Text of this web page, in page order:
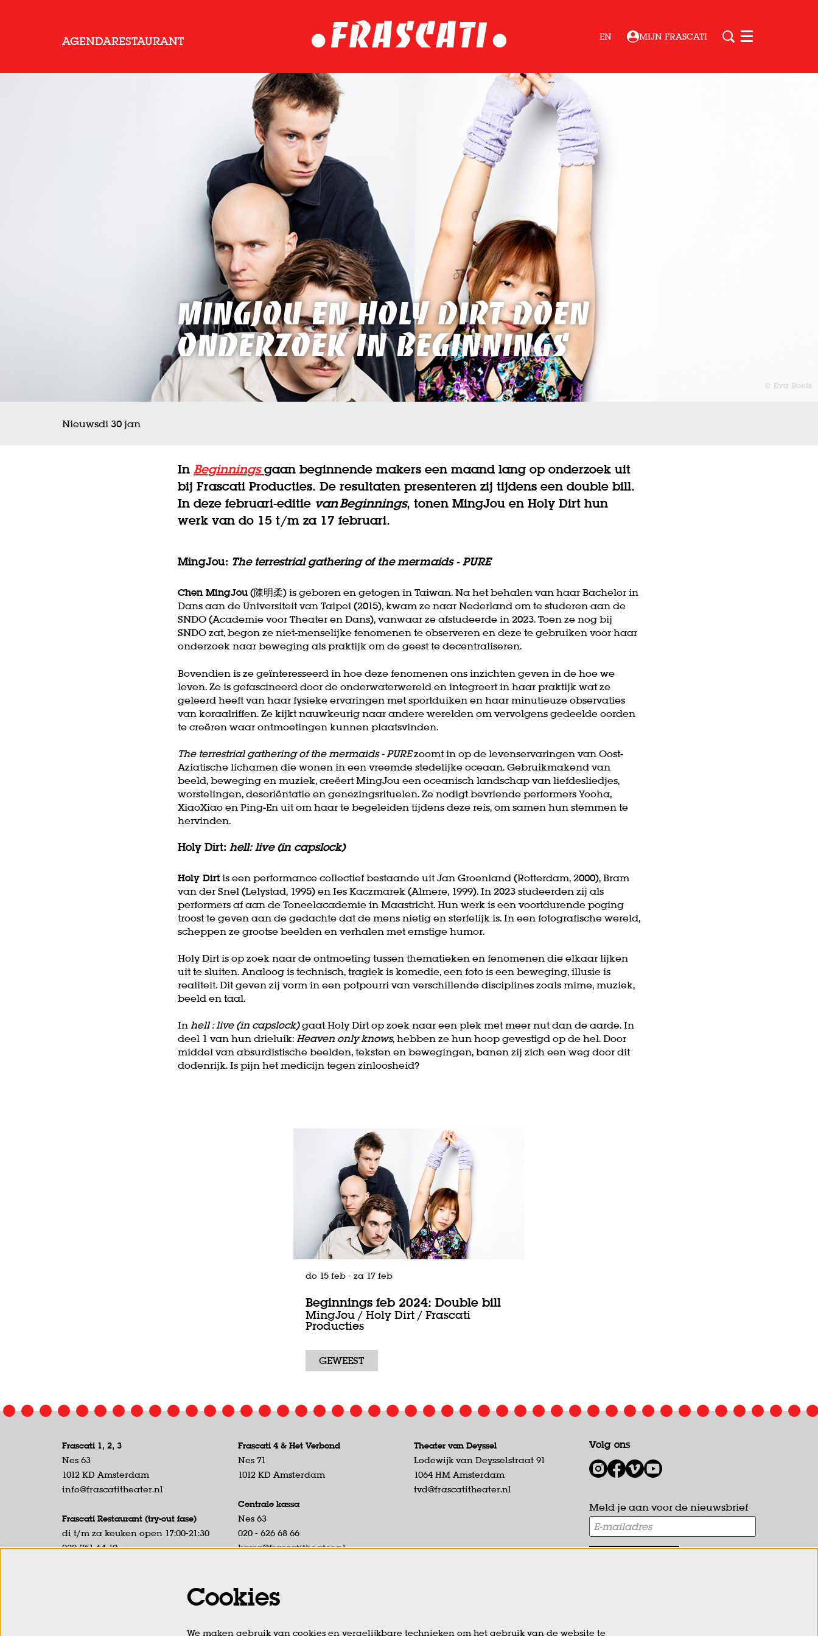
AGENDARESTAURANT EN MIJN FRASCATI Menu
© Eva Roefs
MingJou en Holy Dirt doen
onderzoek in Beginnings
Nieuwsdi 30 jan
In Beginningsgaan beginnende makers een maand lang op onderzoek uit
bij Frascati Producties. De resultaten presenteren zij tijdens een double bill.
In deze februari-editie van Beginnings, tonen MingJou en Holy Dirt hun
werk van do 15 t/m za 17 februari.
MingJou: The terrestrial gathering of the mermaids - PURE
Chen MingJou (陳明柔) is geboren en getogen in Taiwan. Na het behalen van haar Bachelor in
Dans aan de Universiteit van Taipei (2015), kwam ze naar Nederland om te studeren aan de
SNDO (Academie voor Theater en Dans), vanwaar ze afstudeerde in 2023. Toen ze nog bij
SNDO zat, begon ze niet-menselijke fenomenen te observeren en deze te gebruiken voor haar
onderzoek naar beweging als praktijk om de geest te decentraliseren.
Bovendien is ze geïnteresseerd in hoe deze fenomenen ons inzichten geven in de hoe we
leven. Ze is gefascineerd door de onderwaterwereld en integreert in haar praktijk wat ze
geleerd heeft van haar fysieke ervaringen met sportduiken en haar minutieuze observaties
van koraalriffen. Ze kijkt nauwkeurig naar andere werelden om vervolgens gedeelde oorden
te creëren waar ontmoetingen kunnen plaatsvinden.
The terrestrial gathering of the mermaids - PUREzoomt in op de levenservaringen van Oost-
Aziatische lichamen die wonen in een vreemde stedelijke oceaan. Gebruikmakend van
beeld, beweging en muziek, creëert MingJou een oceanisch landschap van liefdesliedjes,
worstelingen, desoriëntatie en genezingsrituelen. Ze nodigt bevriende performers Yooha,
XiaoXiao en Ping-En uit om haar te begeleiden tijdens deze reis, om samen hun stemmen te
hervinden.
Holy Dirt: ​​​ hell: live (in capslock)
Holy Dirt is een performance collectief bestaande uit Jan Groenland (Rotterdam, 2000), Bram
van der Snel (Lelystad, 1995) en Ies Kaczmarek (Almere, 1999). In 2023 studeerden zij als
performers af aan de Toneelacademie in Maastricht. Hun werk is een voortdurende poging
troost te geven aan de gedachte dat de mens nietig en sterfelijk is. In een fotografische wereld,
scheppen ze grootse beelden en verhalen met ernstige humor.
Holy Dirt is op zoek naar de ontmoeting tussen thematieken en fenomenen die elkaar lijken
uit te sluiten. ​​Analoog is technisch, tragiek is komedie, een foto is een beweging, illusie is
realiteit. Dit geven zij vorm in een potpourri van verschillende disciplines zoals mime, muziek,
beeld en taal.
In hell : live (in capslock)gaat Holy Dirt op zoek naar een plek met meer nut dan de aarde. In
deel 1 van hun drieluik: Heaven only knows, hebben ze hun hoop gevestigd op de hel. Door
middel van absurdistische beelden, teksten en bewegingen, banen zij zich een weg door dit
dodenrijk. Is pijn het medicijn tegen zinloosheid?
Beginnings feb 2024: Double bill
MingJou / Holy Dirt / Frascati
Producties
do 15 feb - za 17 feb
GEWEEST
Frascati 1, 2, 3
Nes 63
1012 KD Amsterdam
info@frascatitheater.nl
Frascati Restaurant (try-out fase)
di t/m za keuken open 17:00-21:30
020-751 64 19
Frascati 4 & Het Verbond
Nes 71
1012 KD Amsterdam
Centrale kassa
Nes 63
020 - 626 68 66
kassa@frascatitheater.nl
Kassabalie open 19:00 uur tot start
laatste voorstelling.
Theater van Deyssel
Lodewijk van Deysselstraat 91
1064 HM Amsterdam
tvd@frascatitheater.nl
Volg ons
Meld je aan voor de nieuwsbrief
Cookies
We maken gebruik van cookies en vergelijkbare technieken om het gebruik van de website te